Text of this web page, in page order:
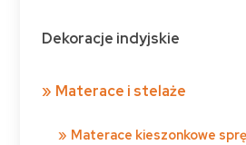
Dekoracje indyjskie
Materace i stelaże
Materace kieszonkowe